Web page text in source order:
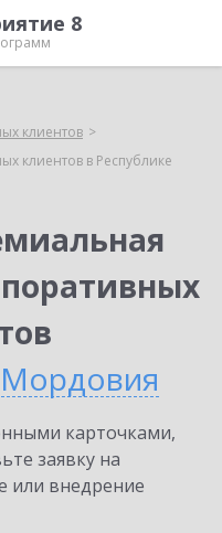
8
клиентов
клиентов в Республике
Мордовия
карточками,
заявку на
или внедрение